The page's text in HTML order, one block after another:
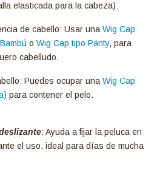
elasticada para la cabeza):
de cabello: Usar una Wig Cap
o Wig Cap tipo Panty, para
cabelludo.
Puedes ocupar una Wig Cap
para contener el pelo.
: Ayuda a fijar la peluca en
el uso, ideal para días de mucha